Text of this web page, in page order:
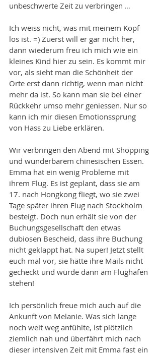
unbeschwerte Zeit zu verbringen …
Ich weiss nicht, was mit meinem Kopf
los ist. =) Zuerst will er gar nicht her,
dann wiederum freu ich mich wie ein
kleines Kind hier zu sein. Es kommt mir
vor, als sieht man die Schönheit der
Orte erst dann richtig, wenn man nicht
mehr da ist. So kann man sie bei einer
Rückkehr umso mehr geniessen. Nur so
kann ich mir diesen Emotionssprung
von Hass zu Liebe erklären.
Wir verbringen den Abend mit Shopping
und wunderbarem chinesischen Essen.
Emma hat ein wenig Probleme mit
ihrem Flug. Es ist geplant, dass sie am
17. nach Hongkong fliegt, wo sie zwei
Tage später ihren Flug nach Stockholm
besteigt. Doch nun erhält sie von der
Buchungsgesellschaft den etwas
dubiosen Bescheid, dass ihre Buchung
nicht geklappt hat. Na super! Jetzt stellt
euch mal vor, sie hätte ihre Mails nicht
gecheckt und würde dann am Flughafen
stehen!
Ich persönlich freue mich auch auf die
Ankunft von Melanie. Was sich lange
noch weit weg anfühlte, ist plötzlich
ziemlich nah und überfährt mich nach
dieser intensiven Zeit mit Emma fast ein